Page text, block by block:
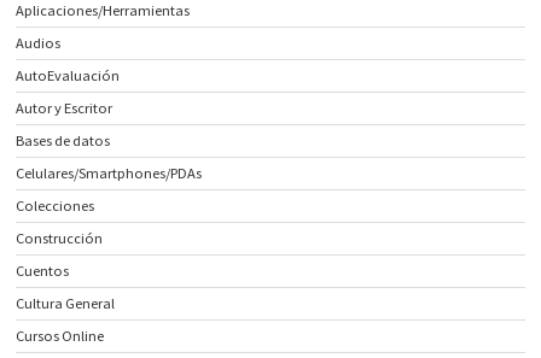
Aplicaciones/Herramientas
Audios
AutoEvaluación
Autor y Escritor
Bases de datos
Celulares/Smartphones/PDAs
Colecciones
Construcción
Cuentos
Cultura General
Cursos Online